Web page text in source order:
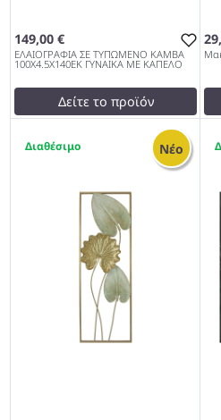
149,00 €
ΕΛΑΙΟΓΡΑΦΙΑ ΣΕ ΤΥΠΩΜΕΝΟ ΚΑΜΒΑ
100Χ4.5Χ140ΕΚ ΓΥΝΑΙΚΑ ΜΕ ΚΑΠΕΛΟ
Δείτε το προϊόν
ΕΛΑΙΟΓΡΑΦΙΑ ΣΕ
100Χ4.5Χ140ΕΚ ΓΥΝΑΙΚΑ
ΜΕ ΚΑΠΕΛΟ 1027
Νέο